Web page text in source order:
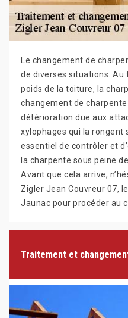
Le changement de
de diverses situations. Au
poids de la toiture, la
changement de
détérioration due aux
xylophages qui la rongent
essentiel de contrôler et
la charpente sous peine
Avant que cela arrive,
Zigler Jean Couvreur 07,
Jaunac pour procéder au
Traitement et